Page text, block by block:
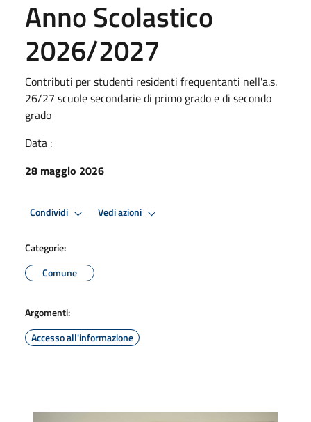
Anno Scolastico
2026/2027
Contributi per studenti residenti frequentanti nell'a.s.
26/27 scuole secondarie di primo grado e di secondo
grado
Data :
28 maggio 2026
Condividi Vedi azioni
Categorie:
Comune
Argomenti:
Accesso all'informazione